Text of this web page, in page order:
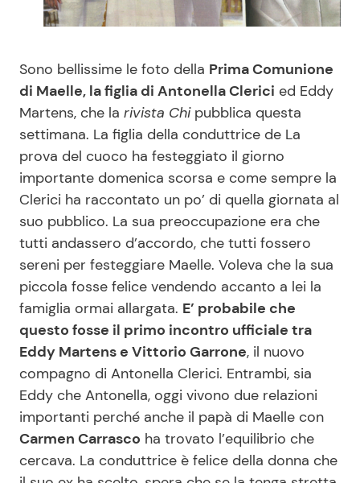
Moda e Style
Mondo Mamma
News benessere
Salute
Viaggi e Turismo
Festività
Dolci
Le Ricette in TV
Primi Piatti
Ricette Facili e Veloci
Ricette Feste
Ricette per Bambini
Seguici
Info
Chi siamo
Sono bellissime le foto della Prima Comunione
di Maelle, la figlia di Antonella Clerici ed Eddy
Martens, che la rivista Chipubblica questa
settimana. La figlia della conduttrice de La
prova del cuoco ha festeggiato il giorno
importante domenica scorsa e come sempre la
Clerici ha raccontato un po’ di quella giornata al
suo pubblico. La sua preoccupazione era che
tutti andassero d’accordo, che tutti fossero
sereni per festeggiare Maelle. Voleva che la sua
piccola fosse felice vendendo accanto a lei la
famiglia ormai allargata. E’ probabile che
questo fosse il primo incontro ufficiale tra
Eddy Martens e Vittorio Garrone, il nuovo
compagno di Antonella Clerici. Entrambi, sia
Eddy che Antonella, oggi vivono due relazioni
importanti perché anche il papà di Maelle con
Carmen Carrasco ha trovato l’equilibrio che
cercava. La conduttrice è felice della donna che